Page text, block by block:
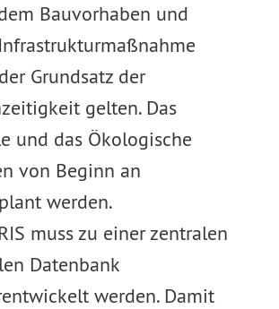
Bauvorhaben und
Grundsatz der
gelten. Das
und das Ökologische
von Beginn an
werden.
muss zu einer zentralen
Datenbank
werden. Damit